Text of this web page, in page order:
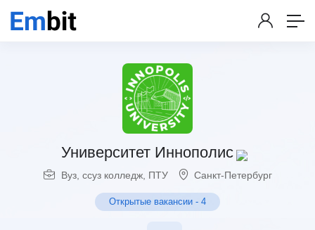
Университет Иннополис
Вуз, ссуз колледж, ПТУ Санкт-Петербург
Открытые вакансии - 4